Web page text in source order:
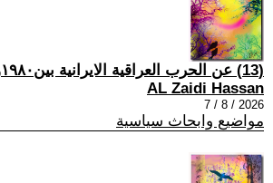
(13) عن الحرب العراقية الايرانية بين١٩٨٠و ١٩٨٨
AL Zaidi Hassan
2026 / 8 / 7
مواضيع وابحاث سياسية